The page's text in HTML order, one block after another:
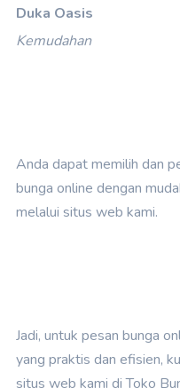
Duka Oasis
Kemudahan
Anda dapat memilih dan
bunga online dengan
melalui situs web kami.
Jadi, untuk pesan bunga
yang praktis dan efisien,
situs web kami di Toko